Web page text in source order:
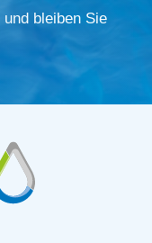
bleiben Sie